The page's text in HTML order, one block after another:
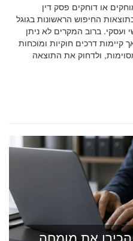
מגוגל (2026): איך מוחקים או דוחקים פסק דין
החיפוש הראשונות בגוגל
ועסקי. ברוב המקרים לא ניתן
דרכים חוקיות ומוכחות
ולדחוק את התוצאה